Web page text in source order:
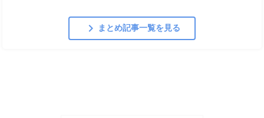
chevron_right まとめ記事一覧を見る